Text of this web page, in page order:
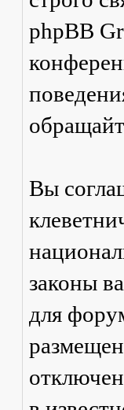
phpBB
Вы
законы
для